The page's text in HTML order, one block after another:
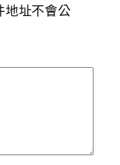
地址不會公